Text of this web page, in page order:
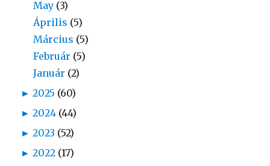
May (3)
Április (5)
Március (5)
Február (5)
Január (2)
► 2025 (60)
► 2024 (44)
► 2023 (52)
► 2022 (17)